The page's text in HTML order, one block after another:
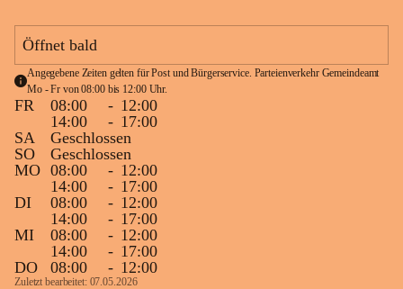
Öffnet bald
Angegebene Zeiten gelten für Post und Bürgerservice. Parteienverkehr Gemeindeamt
Mo - Fr von 08:00 bis 12:00 Uhr.
FR 08:00 - 12:00
14:00
- 17:00
SA
Geschlossen
SO
Geschlossen
MO 08:00 - 12:00
14:00
- 17:00
DI
08:00 - 12:00
14:00
- 17:00
MI
08:00 - 12:00
14:00
- 17:00
DO
08:00 - 12:00
Zuletzt bearbeitet: 07.05.2026